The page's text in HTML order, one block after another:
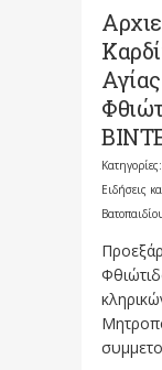
Κατηγορίες:
Ειδήσεις